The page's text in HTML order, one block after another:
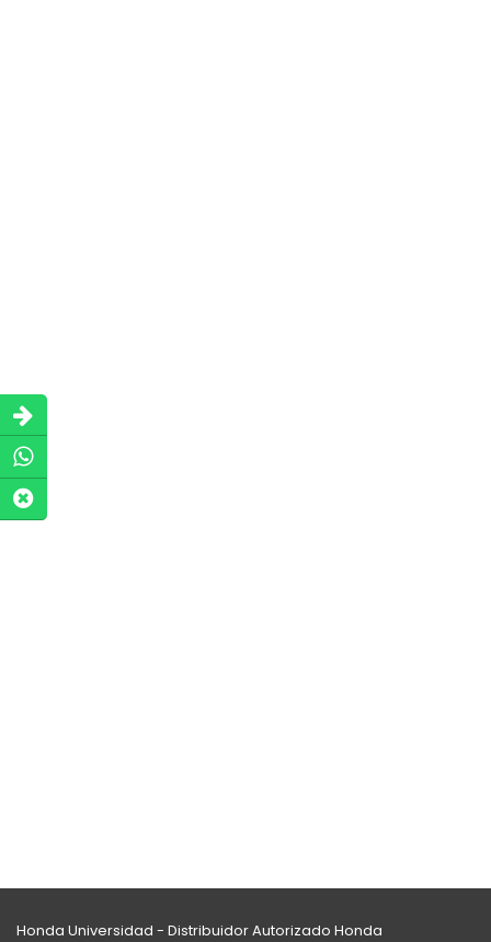
Honda Universidad - Distribuidor Autorizado Honda